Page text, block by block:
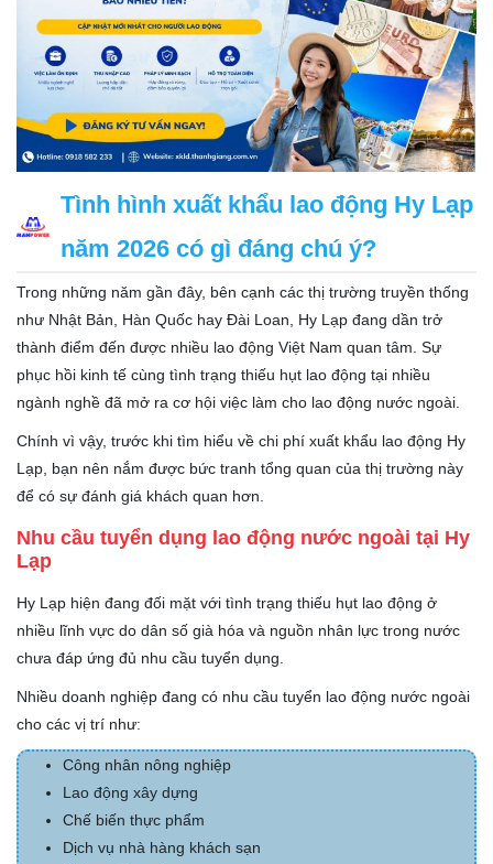
Tình hình xuất khẩu lao động Hy Lạp
năm 2026 có gì đáng chú ý?
Trong những năm gần đây, bên cạnh các thị trường truyền thống
như Nhật Bản, Hàn Quốc hay Đài Loan, Hy Lạp đang dần trở
thành điểm đến được nhiều lao động Việt Nam quan tâm. Sự
phục hồi kinh tế cùng tình trạng thiếu hụt lao động tại nhiều
ngành nghề đã mở ra cơ hội việc làm cho lao động nước ngoài.
Chính vì vậy, trước khi tìm hiểu về chi phí xuất khẩu lao động Hy
Lạp, bạn nên nắm được bức tranh tổng quan của thị trường này
để có sự đánh giá khách quan hơn.
Nhu cầu tuyển dụng lao động nước ngoài tại Hy
Lạp
Hy Lạp hiện đang đối mặt với tình trạng thiếu hụt lao động ở
nhiều lĩnh vực do dân số già hóa và nguồn nhân lực trong nước
chưa đáp ứng đủ nhu cầu tuyển dụng.
Nhiều doanh nghiệp đang có nhu cầu tuyển lao động nước ngoài
cho các vị trí như:
Công nhân nông nghiệp
Lao động xây dựng
Chế biến thực phẩm
Dịch vụ nhà hàng khách sạn